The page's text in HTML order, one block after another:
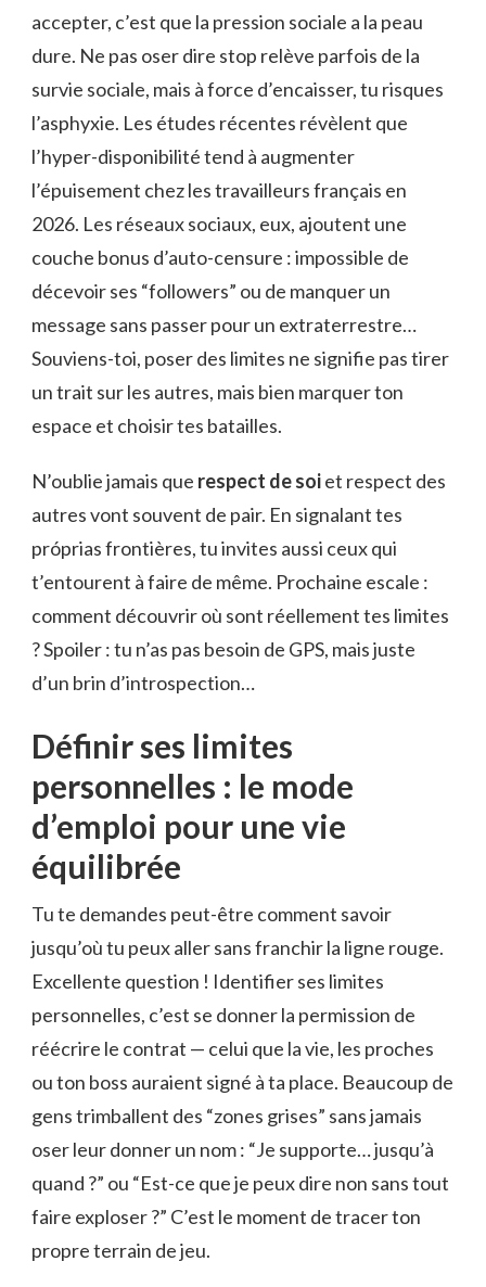
accepter, c’est que la pression sociale a la peau
dure. Ne pas oser dire stop relève parfois de la
survie sociale, mais à force d’encaisser, tu risques
l’asphyxie. Les études récentes révèlent que
l’hyper-disponibilité tend à augmenter
l’épuisement chez les travailleurs français en
2026. Les réseaux sociaux, eux, ajoutent une
couche bonus d’auto-censure : impossible de
décevoir ses “followers” ou de manquer un
message sans passer pour un extraterrestre…
Souviens-toi, poser des limites ne signifie pas tirer
un trait sur les autres, mais bien marquer ton
espace et choisir tes batailles.
N’oublie jamais que respect de soiet respect des
autres vont souvent de pair. En signalant tes
próprias frontières, tu invites aussi ceux qui
t’entourent à faire de même. Prochaine escale :
comment découvrir où sont réellement tes limites
? Spoiler : tu n’as pas besoin de GPS, mais juste
d’un brin d’introspection…
Définir ses limites
personnelles : le mode
d’emploi pour une vie
équilibrée
Tu te demandes peut-être comment savoir
jusqu’où tu peux aller sans franchir la ligne rouge.
Excellente question ! Identifier ses limites
personnelles, c’est se donner la permission de
réécrire le contrat — celui que la vie, les proches
ou ton boss auraient signé à ta place. Beaucoup de
gens trimballent des “zones grises” sans jamais
oser leur donner un nom : “Je supporte… jusqu’à
quand ?” ou “Est-ce que je peux dire non sans tout
faire exploser ?” C’est le moment de tracer ton
propre terrain de jeu.